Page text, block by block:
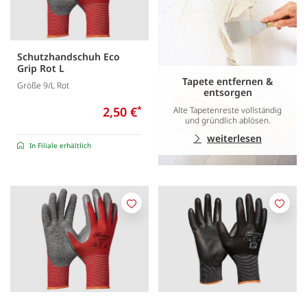
Schutzhandschuh Eco
Grip Rot L
Größe 9/L Rot
2,50 €*
In Filiale erhältlich
Tapete entfernen &
entsorgen
Alte Tapetenreste vollständig
und gründlich ablösen.
weiterlesen
Merken